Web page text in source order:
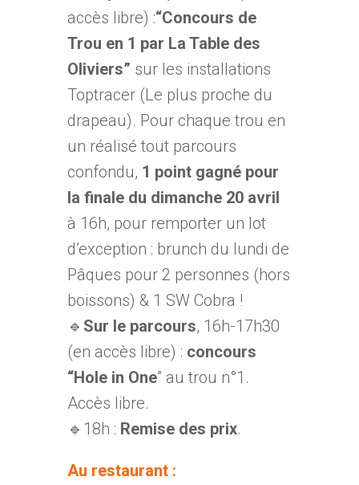
accès libre) :“Concours de
Trou en 1 par La Table des
Oliviers” sur les installations
Toptracer (Le plus proche du
drapeau). Pour chaque trou en
un réalisé tout parcours
confondu, 1 point gagné pour
la finale du dimanche 20 avril
à 16h, pour remporter un lot
d’exception : brunch du lundi de
Pâques pour 2 personnes (hors
boissons) & 1 SW Cobra !
🔹 Sur le parcours, 16h-17h30
(en accès libre) : concours
“Hole in One” au trou n°1.
Accès libre.
🔹18h : Remise des prix.
Au restaurant :